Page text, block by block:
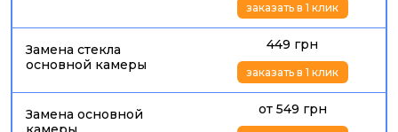
заказать в 1 клик
Замена стекла
основной камеры
449 грн
заказать в 1 клик
Замена основной
от 549 грн